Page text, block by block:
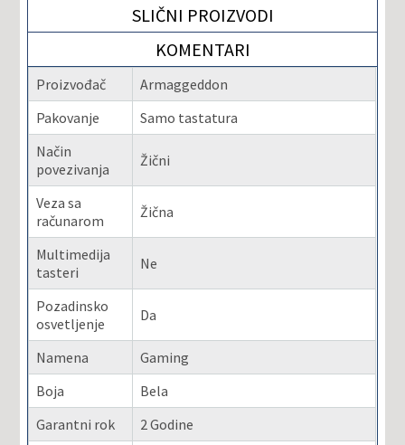
SLIČNI PROIZVODI
KOMENTARI
Proizvođač
Armaggeddon
Pakovanje
Samo tastatura
Način
povezivanja
Žični
Veza sa
računarom
Žična
Multimedija
tasteri
Ne
Pozadinsko
osvetljenje
Da
Namena
Gaming
Boja
Bela
Garantni rok
2 Godine